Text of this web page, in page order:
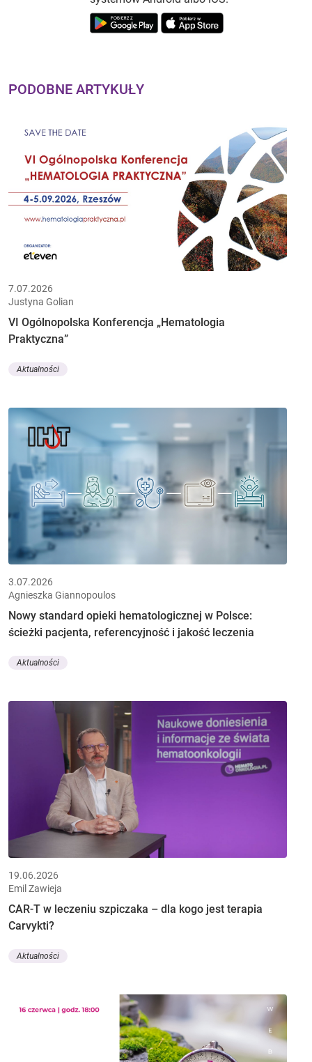
PODOBNE ARTYKUŁY
7.07.2026
Justyna Golian
VI Ogólnopolska Konferencja „Hematologia
Praktyczna”
Aktualności
3.07.2026
Agnieszka Giannopoulos
Nowy standard opieki hematologicznej w Polsce:
ścieżki pacjenta, referencyjność i jakość leczenia
Aktualności
19.06.2026
Emil Zawieja
CAR-T w leczeniu szpiczaka – dla kogo jest terapia
Carvykti?
Aktualności